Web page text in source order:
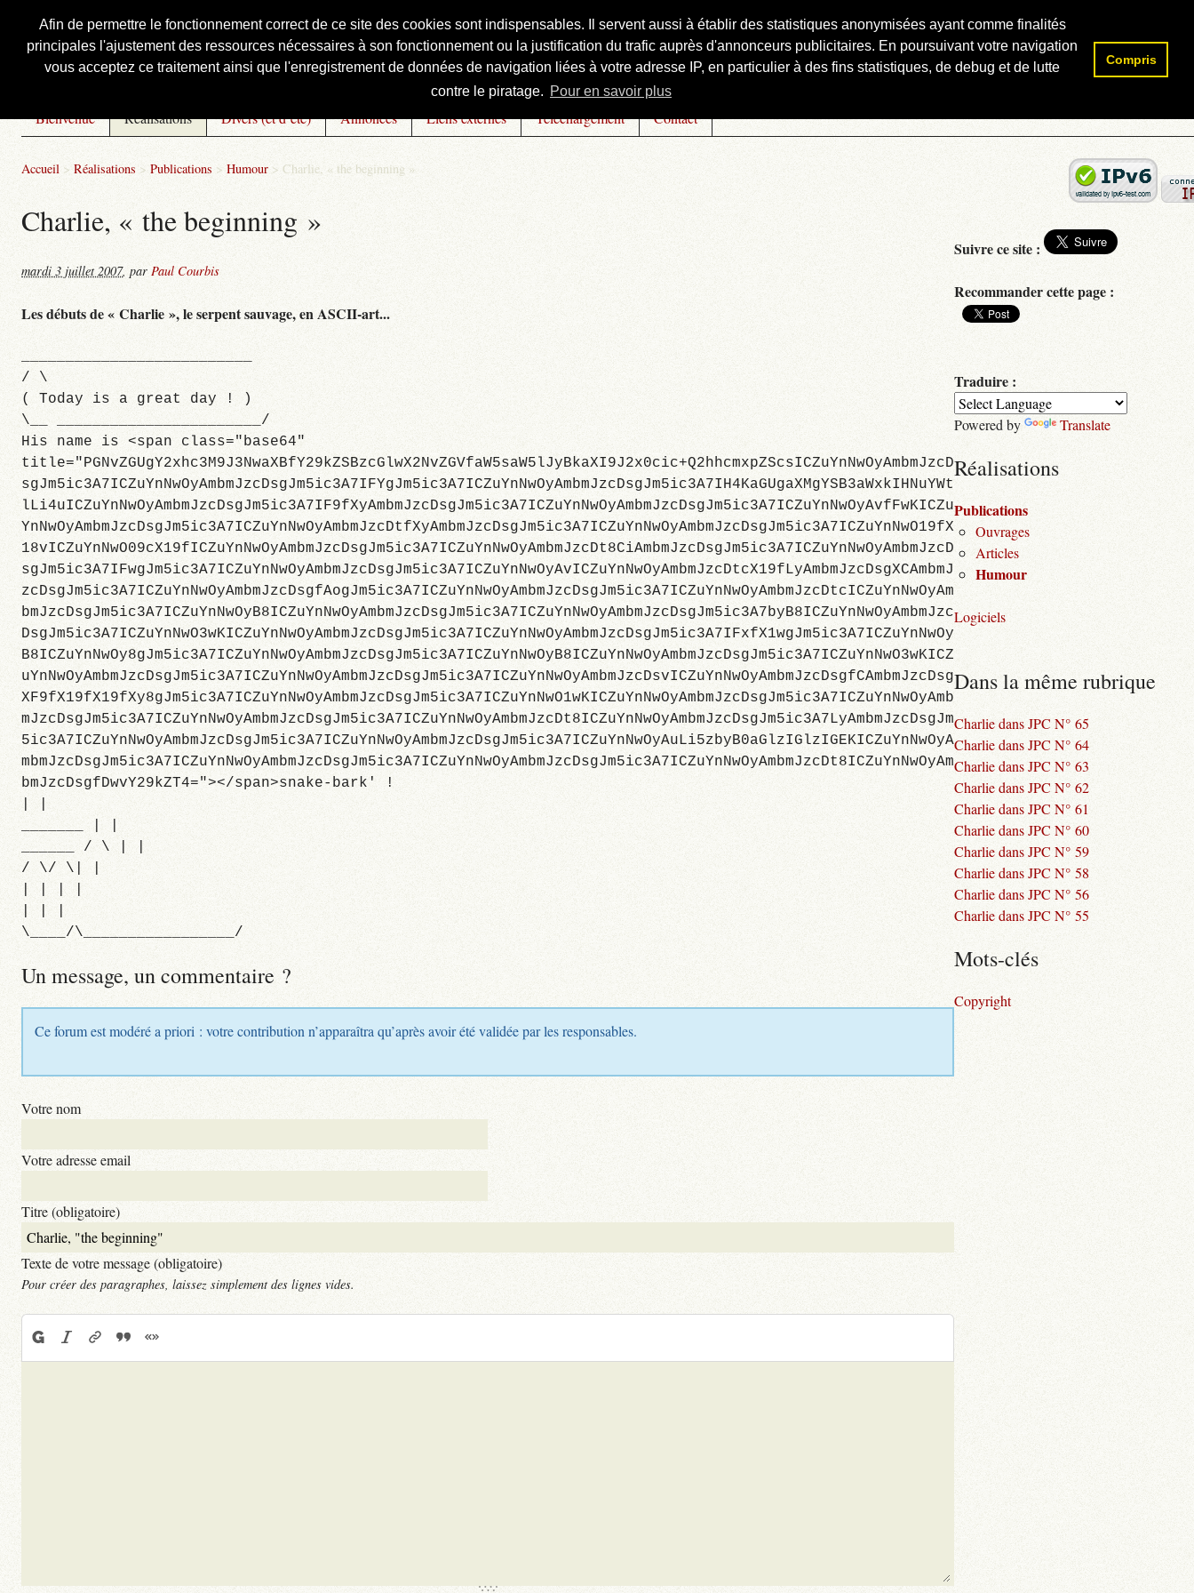
Afin de permettre le fonctionnement correct de ce site des cookies sont indispensables. Il servent aussi à établir des statistiques anonymisées ayant comme finalités
principales l'ajustement des ressources nécessaires à son fonctionnement ou la justification du trafic auprès d'annonceurs publicitaires. En poursuivant votre navigation
vous acceptez ce traitement ainsi que l'enregistrement de données de navigation liées à votre adresse IP, en particulier à des fins statistiques, de debug et de lutte
contre le piratage. Pour en savoir plus
Compris
Courbis, « LE » Blog Officiel
Bienvenue Réalisations Divers (et d’été) Annonces Liens externes Téléchargement Contact
Accueil > Réalisations > Publications > Humour > Charlie, « the beginning »
Charlie, « the beginning »
mardi 3 juillet 2007, par Paul Courbis
Les débuts de « Charlie », le serpent sauvage, en ASCII-art...
/ \
( Today is a great day ! )
\__ _______________________/
His name is <span class="base64"
title="PGNvZGUgY2xhc3M9J3NwaXBfY29kZSBzcGlwX2NvZGVfaW5saW5lJyBkaXI9J2x0cic+Q2hhcmxpZScsICZuYnNwOyAmbmJzcD
sgJm5ic3A7ICZuYnNwOyAmbmJzcDsgJm5ic3A7IFYgJm5ic3A7ICZuYnNwOyAmbmJzcDsgJm5ic3A7IH4KaGUgaXMgYSB3aWxkIHNuYWt
lLi4uICZuYnNwOyAmbmJzcDsgJm5ic3A7IF9fXyAmbmJzcDsgJm5ic3A7ICZuYnNwOyAmbmJzcDsgJm5ic3A7ICZuYnNwOyAvfFwKICZu
YnNwOyAmbmJzcDsgJm5ic3A7ICZuYnNwOyAmbmJzcDtfXyAmbmJzcDsgJm5ic3A7ICZuYnNwOyAmbmJzcDsgJm5ic3A7ICZuYnNwO19fX
18vICZuYnNwO09cX19fICZuYnNwOyAmbmJzcDsgJm5ic3A7ICZuYnNwOyAmbmJzcDt8CiAmbmJzcDsgJm5ic3A7ICZuYnNwOyAmbmJzcD
sgJm5ic3A7IFwgJm5ic3A7ICZuYnNwOyAmbmJzcDsgJm5ic3A7ICZuYnNwOyAvICZuYnNwOyAmbmJzcDtcX19fLyAmbmJzcDsgXCAmbmJ
zcDsgJm5ic3A7ICZuYnNwOyAmbmJzcDsgfAogJm5ic3A7ICZuYnNwOyAmbmJzcDsgJm5ic3A7ICZuYnNwOyAmbmJzcDtcICZuYnNwOyAm
bmJzcDsgJm5ic3A7ICZuYnNwOyB8ICZuYnNwOyAmbmJzcDsgJm5ic3A7ICZuYnNwOyAmbmJzcDsgJm5ic3A7byB8ICZuYnNwOyAmbmJzc
DsgJm5ic3A7ICZuYnNwO3wKICZuYnNwOyAmbmJzcDsgJm5ic3A7ICZuYnNwOyAmbmJzcDsgJm5ic3A7IFxfX1wgJm5ic3A7ICZuYnNwOy
B8ICZuYnNwOy8gJm5ic3A7ICZuYnNwOyAmbmJzcDsgJm5ic3A7ICZuYnNwOyB8ICZuYnNwOyAmbmJzcDsgJm5ic3A7ICZuYnNwO3wKICZ
uYnNwOyAmbmJzcDsgJm5ic3A7ICZuYnNwOyAmbmJzcDsgJm5ic3A7ICZuYnNwOyAmbmJzcDsvICZuYnNwOyAmbmJzcDsgfCAmbmJzcDsg
XF9fX19fX19fXy8gJm5ic3A7ICZuYnNwOyAmbmJzcDsgJm5ic3A7ICZuYnNwO1wKICZuYnNwOyAmbmJzcDsgJm5ic3A7ICZuYnNwOyAmb
mJzcDsgJm5ic3A7ICZuYnNwOyAmbmJzcDsgJm5ic3A7ICZuYnNwOyAmbmJzcDt8ICZuYnNwOyAmbmJzcDsgJm5ic3A7LyAmbmJzcDsgJm
5ic3A7ICZuYnNwOyAmbmJzcDsgJm5ic3A7ICZuYnNwOyAmbmJzcDsgJm5ic3A7ICZuYnNwOyAuLi5zbyB0aGlzIGlzIGEKICZuYnNwOyA
mbmJzcDsgJm5ic3A7ICZuYnNwOyAmbmJzcDsgJm5ic3A7ICZuYnNwOyAmbmJzcDsgJm5ic3A7ICZuYnNwOyAmbmJzcDt8ICZuYnNwOyAm
bmJzcDsgfDwvY29kZT4="></span>snake-bark' !
______ / \ | |
/ \/ \| |
\____/\_________________/
Un message, un commentaire ?
Ce forum est modéré a priori : votre contribution n’apparaîtra qu’après avoir été validée par les responsables.
Votre nom
Votre adresse email
Titre (obligatoire)
Texte de votre message (obligatoire)
Pour créer des paragraphes, laissez simplement des lignes vides.
Rechercher :
Suivre ce site :
Recommander cette page :
Traduire :
Powered by Translate
Réalisations
Publications
Ouvrages
Articles
Humour
Logiciels
Dans la même rubrique
Charlie dans JPC N° 65
Charlie dans JPC N° 64
Charlie dans JPC N° 63
Charlie dans JPC N° 62
Charlie dans JPC N° 61
Charlie dans JPC N° 60
Charlie dans JPC N° 59
Charlie dans JPC N° 58
Charlie dans JPC N° 56
Charlie dans JPC N° 55
Mots-clés
Copyright